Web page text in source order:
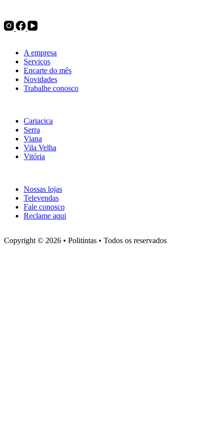
A empresa
Serviços
Encarte do mês
Novidades
Trabalhe conosco
Cariacica
Serra
Viana
Vila Velha
Vitória
Nossas lojas
Televendas
Fale conosco
Reclame aqui
Copyright © 2026 • Politintas • Todos os reservados